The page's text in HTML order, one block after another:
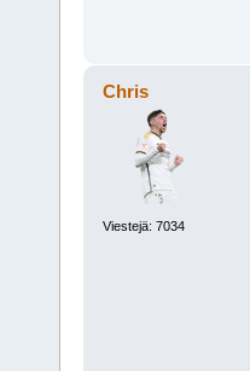
Chris
Viestejä: 7034